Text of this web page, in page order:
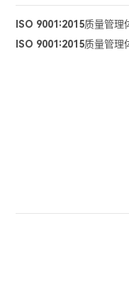
ISO 9001:2015质量管理
ISO 9001:2015质量管理